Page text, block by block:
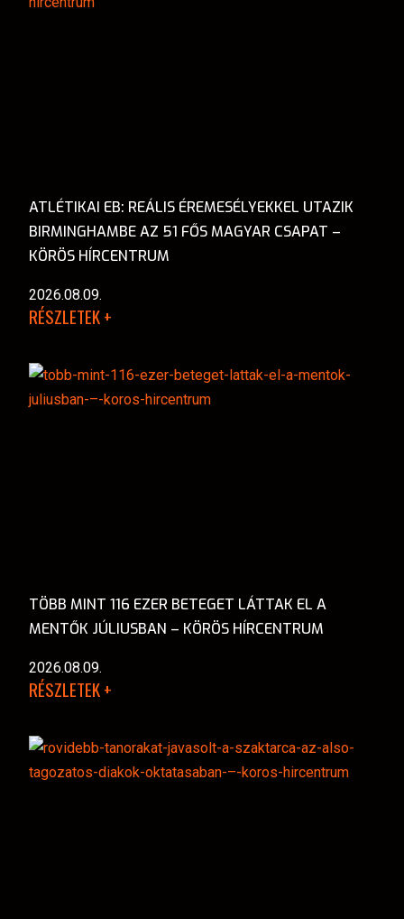
ATLÉTIKAI EB: REÁLIS ÉREMESÉLYEKKEL UTAZIK
BIRMINGHAMBE AZ 51 FŐS MAGYAR CSAPAT –
KÖRÖS HÍRCENTRUM
2026.08.09.
RÉSZLETEK +
TÖBB MINT 116 EZER BETEGET LÁTTAK EL A
MENTŐK JÚLIUSBAN – KÖRÖS HÍRCENTRUM
2026.08.09.
RÉSZLETEK +